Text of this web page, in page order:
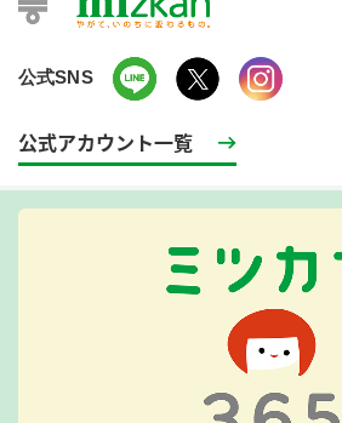
公式SNS
公式アカウント一覧